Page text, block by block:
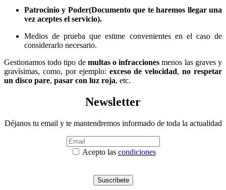
Patrocinio y Poder(Documento que te haremos llegar una
vez aceptes el servicio).
Medios de prueba que estime convenientes en el caso de
considerarlo necesario.
Gestionamos todo tipo de multas o infracciones menos las graves y
gravísimas, como, por ejemplo: exceso de velocidad,no respetar
un disco pare, pasar con luz roja, etc.
Newsletter
Déjanos tu email y te mantendremos informado de toda la actualidad
Acepto las condiciones